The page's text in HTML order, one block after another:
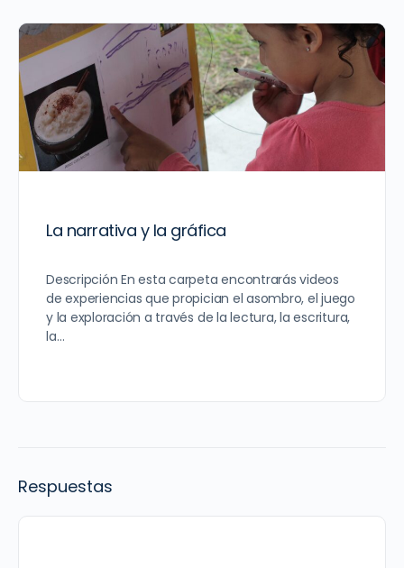
La narrativa y la gráfica
Descripción En esta carpeta encontrarás videos
de experiencias que propician el asombro, el juego
y la exploración a través de la lectura, la escritura,
la…
Respuestas